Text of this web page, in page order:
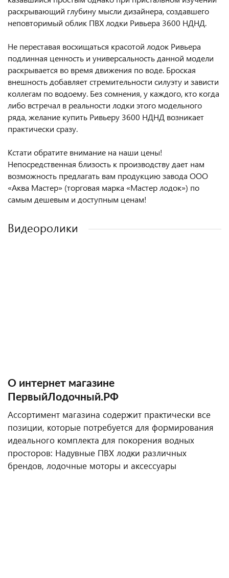
раскрывающий глубину мысли дизайнера, создавшего
неповторимый облик ПВХ лодки Ривьера 3600 НДНД.
Не переставая восхищаться красотой лодок Ривьера
подлинная ценность и универсальность данной модели
раскрывается во время движения по воде. Броская
внешность добавляет стремительности силуэту и зависти
коллегам по водоему. Без сомнения, у каждого, кто когда
либо встречал в реальности лодки этого модельного
ряда, желание купить Ривьеру 3600 НДНД возникает
практически сразу.
Кстати обратите внимание на наши цены!
Непосредственная близость к производству дает нам
возможность предлагать вам продукцию завода ООО
«Аква Мастер» (торговая марка «Мастер лодок») по
самым дешевым и доступным ценам!
Видеоролики
О интернет магазине
ПервыйЛодочный.РФ
Ассортимент магазина содержит практически все
позиции, которые потребуется для формирования
идеального комплекта для покорения водных
просторов: Надувные ПВХ лодки различных
брендов, лодочные моторы и аксессуары